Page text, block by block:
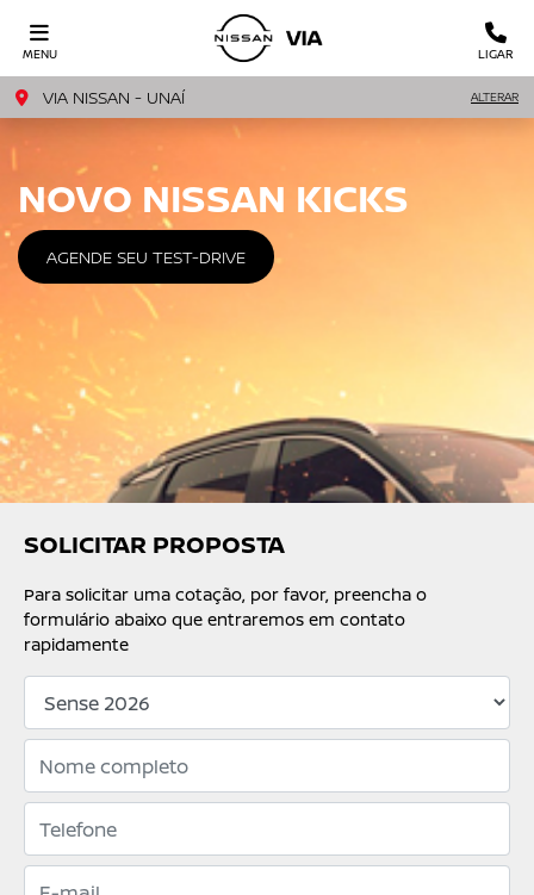
MENU LIGAR
VIA NISSAN - UNAÍ ALTERAR
SOLICITAR PROPOSTA
Para solicitar uma cotação, por favor, preencha o
formulário abaixo que entraremos em contato
rapidamente
NOVO NISSAN KICKS
AGENDE SEU TEST-DRIVE